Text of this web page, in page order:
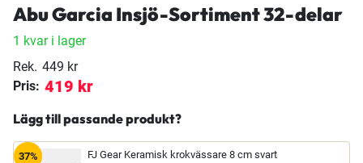
Abu Garcia Insjö-Sortiment 32-delar
1 kvar i lager
Rek. 449 kr
Pris: 419 kr
Lägg till passande produkt?
37% FJ Gear Keramisk krokvässare 8 cm svart